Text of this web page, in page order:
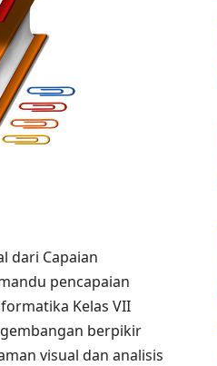
dari Capaian
pencapaian
Kelas VII
berpikir
visual dan analisis